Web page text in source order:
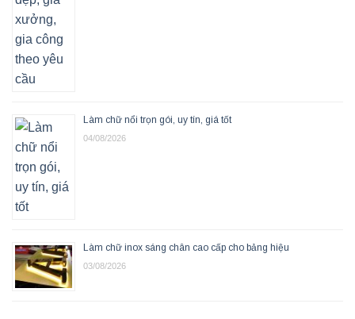
Làm chữ nổi trọn gói, uy tín, giá tốt
04/08/2026
Làm chữ inox sáng chân cao cấp cho bảng hiệu
03/08/2026